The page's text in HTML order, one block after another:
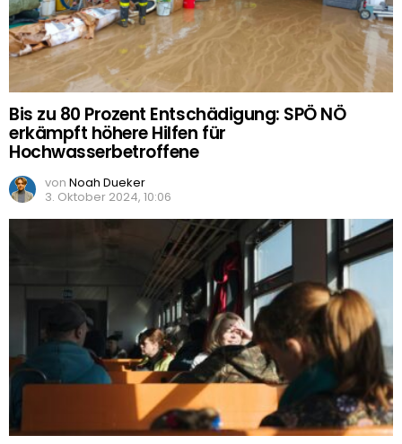
Bis zu 80 Prozent Entschädigung: SPÖ NÖ
erkämpft höhere Hilfen für
Hochwasserbetroffene
von Noah Dueker
3. Oktober 2024, 10:06